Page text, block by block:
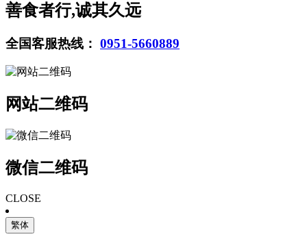
善食者行,诚其久远
全国客服热线： 0951-5660889
网站二维码
微信二维码
CLOSE
繁体